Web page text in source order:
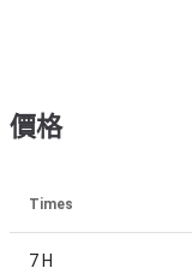
價格
Times
7 H